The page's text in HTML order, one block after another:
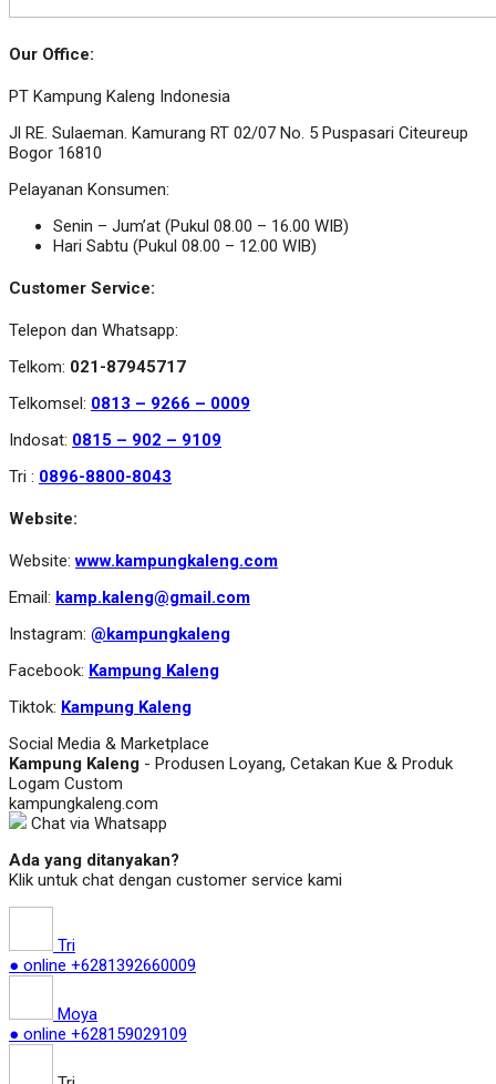
Our Office:
PT Kampung Kaleng Indonesia
Jl RE. Sulaeman. Kamurang RT 02/07 No. 5 Puspasari Citeureup
Bogor 16810
Pelayanan Konsumen:
Senin – Jum’at (Pukul 08.00 – 16.00 WIB)
Hari Sabtu (Pukul 08.00 – 12.00 WIB)
Customer Service:
Telepon dan Whatsapp:
Telkom: 021-87945717
Telkomsel: 0813 – 9266 – 0009
Indosat: 0815 – 902 – 9109
Tri : 0896-8800-8043
Website:
Website:www.kampungkaleng.com
Email: kamp.kaleng@gmail.com
Instagram: @kampungkaleng
Facebook: Kampung Kaleng
Tiktok: Kampung Kaleng
Social Media & Marketplace
Kampung Kaleng - Produsen Loyang, Cetakan Kue & Produk
Logam Custom
kampungkaleng.com
Chat via Whatsapp
Ada yang ditanyakan?
Klik untuk chat dengan customer service kami
Tri
● online +6281392660009
Moya
● online +628159029109